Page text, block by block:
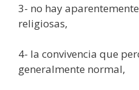
3- no hay
religiosas,
4- la convivencia que
generalmente normal,